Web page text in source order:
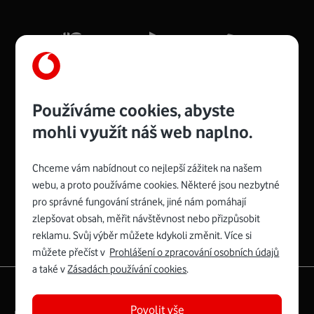
Více o COMPAL CH7465VF
Zyxel VMG8623-T50B:
Rozměry modemu jsou 16 x 22 x 7,5 cm (včetně stojánku)
a nabízí 4 gigabitové LAN porty a bezdrátové připojení Wi-
Fi ve verzích 802.11 b/g/n/ac pro frekvenci 2,4 GHz a
Mb/s.
Spojte se s Vodafonem
Používáme cookies, abyste
mohli využít náš web naplno.
Chceme vám nabídnout co nejlepší zážitek na našem
webu, a proto používáme cookies. Některé jsou nezbytné
pro správné fungování stránek, jiné nám pomáhají
zlepšovat obsah, měřit návštěvnost nebo přizpůsobit
reklamu. Svůj výběr můžete kdykoli změnit. Více si
můžete přečíst v Prohlášení o zpracování osobních údajů
a také vZásadách používání cookies.
Povolit vše